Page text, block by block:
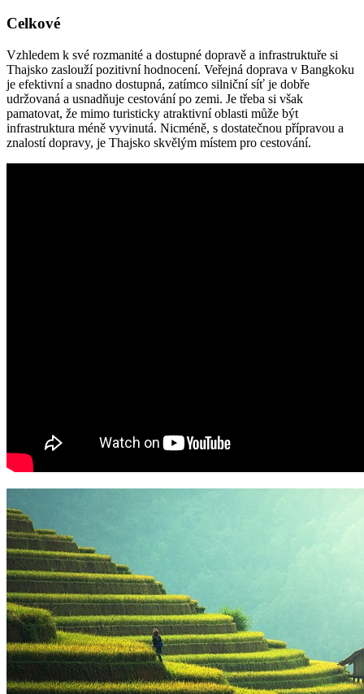
Celkové
Vzhledem k své rozmanité a dostupné dopravě a infrastruktuře si
Thajsko zaslouží pozitivní hodnocení. Veřejná doprava v Bangkoku
je efektivní a snadno dostupná, zatímco silniční síť je dobře
udržovaná a usnadňuje cestování po zemi. Je třeba si však
pamatovat, že mimo turisticky atraktivní oblasti může být
infrastruktura méně vyvinutá. Nicméně, s dostatečnou přípravou a
znalostí dopravy, je Thajsko skvělým místem pro cestování.